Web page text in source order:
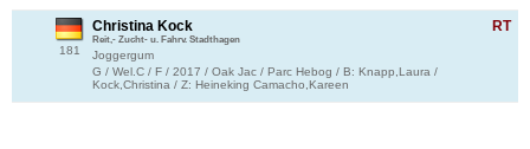
181
RT
Christina Kock
Reit,- Zucht- u. Fahrv. Stadthagen
Joggergum
G / Wel.C / F / 2017 / Oak Jac / Parc Hebog / B: Knapp,Laura /
Kock,Christina / Z: Heineking Camacho,Kareen